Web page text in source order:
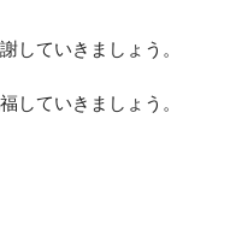
していきましょう。
していきましょう。